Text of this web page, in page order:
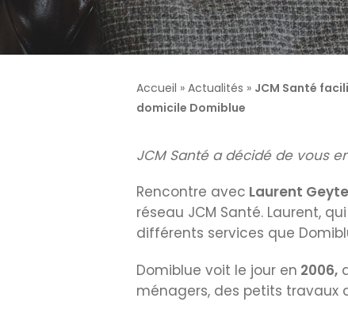
Accueil » Actualités » JCM Santé
domicile Domiblue
JCM Santé a décidé de vous
Rencontre avec Laurent
réseau JCM Santé. Laurent,
différents services que
Domiblue voit le jour en 2006,
ménagers, des petits travaux